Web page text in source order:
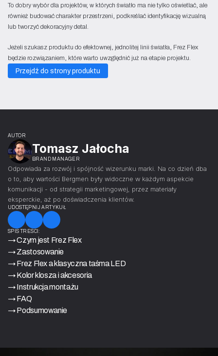
To dobry wybór dla projektów, w których światło ma nie tylko oświetlać, ale
również budować charakter przestrzeni, podkreślać identyfikację wizualną
lub tworzyć dekoracyjny detal.
Jeżeli szukasz produktu do efektownej, jednolitej linii światła, Frez Flex
będzie rozwiązaniem, które warto uwzględnić już na etapie projektu.
Przejdź do strony produktu
AUTOR
Tomasz Jałocha
BRAND MANAGER
Odpowiada za rozwój i spójność wizerunku marki. Na co dzień dba
o to, aby wartości Bergmen były widoczne w każdym aspekcie
komunikacji - od strategii marketingowej, przez materiały
eksperckie, aż po doświadczenia klientów.
UDOSTĘPNIJ ARTYKUŁ
SPIS TREŚCI:
→ Czym jest Frez Flex
→ Zastosowanie
→ Frez Flex a klasyczna taśma LED
→ Kolor klosza i akcesoria
→ Instrukcja montażu
→ FAQ
→ Podsumowanie